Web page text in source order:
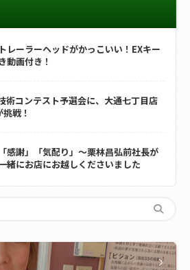
レーラーヘッドがかっこいい！EXキー
動画付き！
コンテスト予選会に、大通七丁目店
戦！
感謝」「気配り」～栗林昌弘前社長が
緒にお店にお越しくださいました